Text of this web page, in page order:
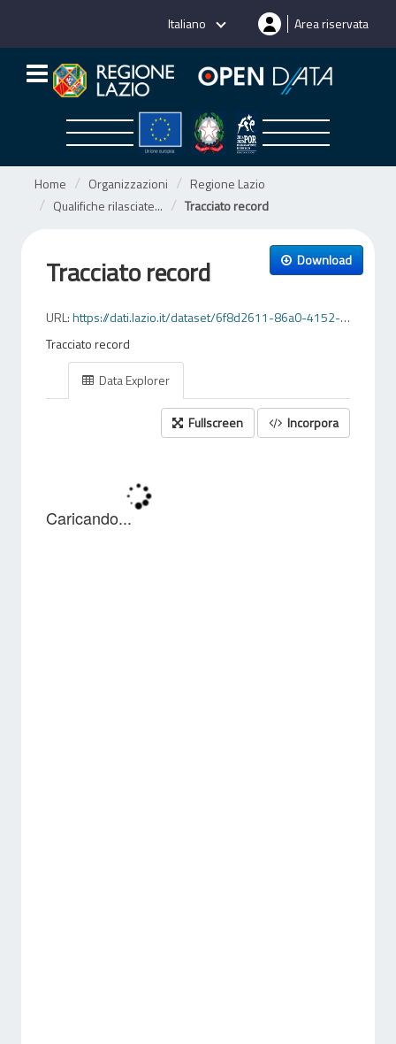
Italiano Area riservata
Home Organizzazioni
Regione Lazio
Qualifiche rilasciate...
Tracciato record
Download
Tracciato record
URL:https://dati.lazio.it/dataset/6f8d2611-86a0-4152-ad93-cde4d842fceb/resource/8815cf3c-7ff8-43fa-b1df-39df2460bf11/download/tracciatorecord15789051917116556455666966553192.xlsx
Tracciato record
Data Explorer
Fullscreen Incorpora